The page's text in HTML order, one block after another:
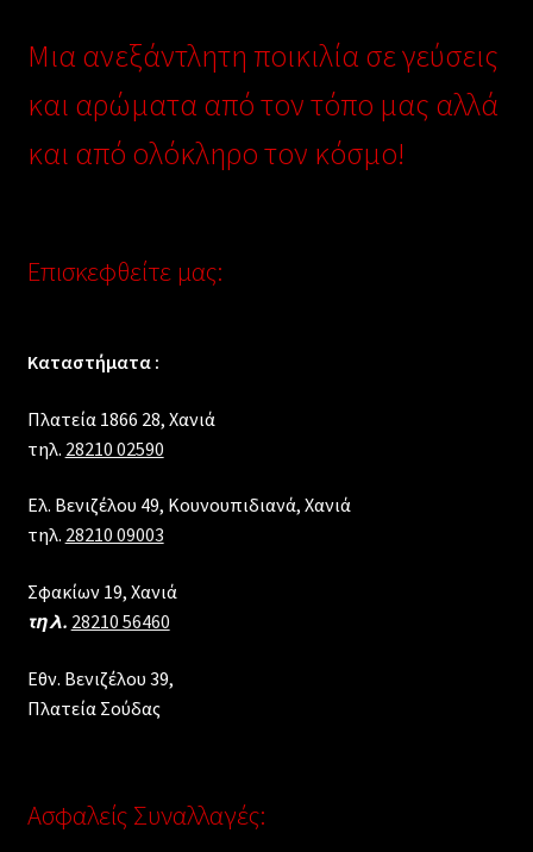
Μια ανεξάντλητη ποικιλία σε γεύσεις
και αρώματα από τον τόπο μας αλλά
και από ολόκληρο τον κόσμο!
Επισκεφθείτε μας:
Καταστήματα :
Πλατεία 1866 28, Xανιά
τηλ. 28210 02590
Ελ. Βενιζέλου 49, Κουνουπιδιανά, Χανιά
τηλ. 28210 09003
Σφακίων 19, Χανιά
τηλ. 28210 56460
Εθν. Βενιζέλου 39,
Πλατεία Σούδας
Ασφαλείς Συναλλαγές: